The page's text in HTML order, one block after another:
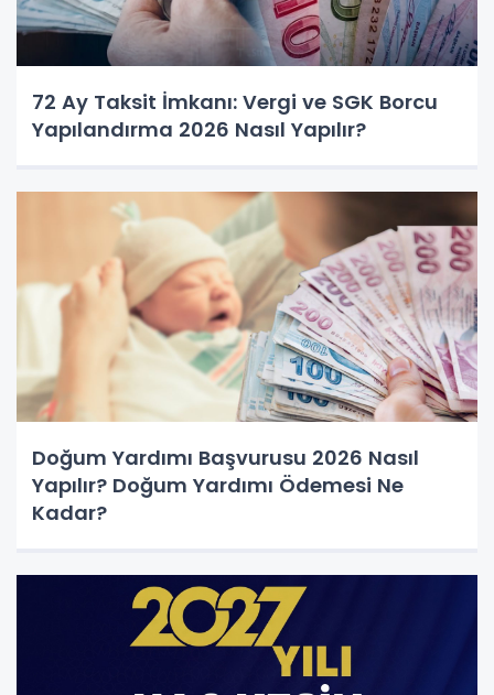
72 Ay Taksit İmkanı: Vergi ve SGK Borcu
Yapılandırma 2026 Nasıl Yapılır?
Doğum Yardımı Başvurusu 2026 Nasıl
Yapılır? Doğum Yardımı Ödemesi Ne
Kadar?